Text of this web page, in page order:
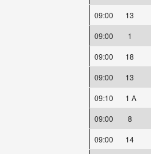
09:00
13
09:00
1
09:00
18
09:00
13
09:10
1 A
09:00
8
09:00
14